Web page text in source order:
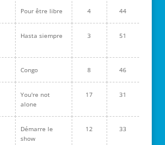
Pour être libre 4 44
Hasta siempre 3 51
Congo 8 46
You're not
alone
17 31
Démarre le
show
12 33